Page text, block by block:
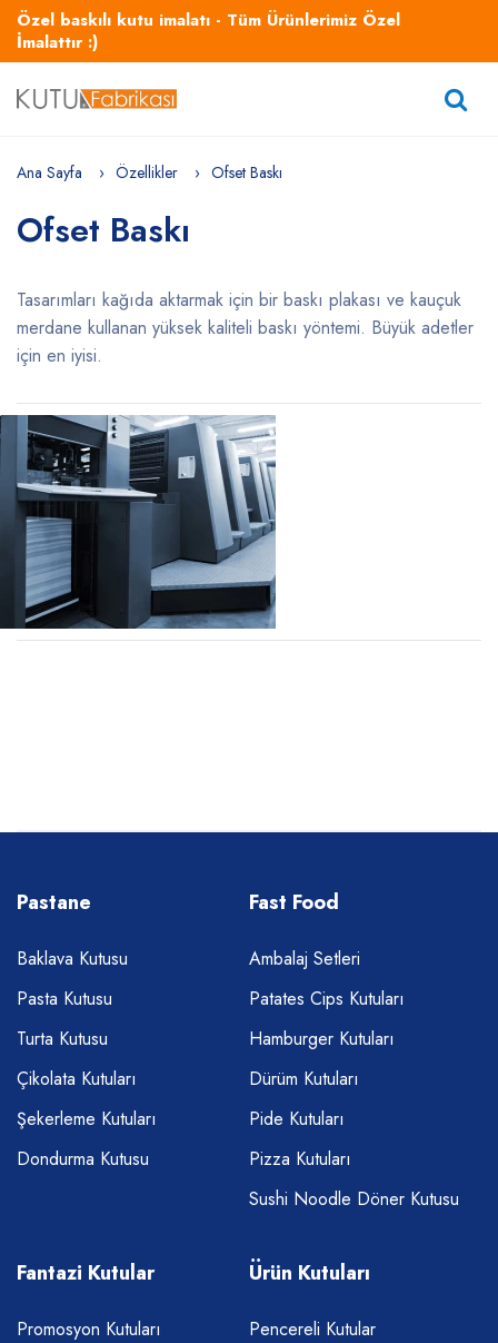
Özel baskılı kutu imalatı - Tüm Ürünlerimiz Özel
İmalattır :)
Ana Sayfa Özellikler Ofset Baskı
Ofset Baskı
Tasarımları kağıda aktarmak için bir baskı plakası ve kauçuk
merdane kullanan yüksek kaliteli baskı yöntemi. Büyük adetler
için en iyisi.
Pastane
Baklava Kutusu
Pasta Kutusu
Turta Kutusu
Çikolata Kutuları
Şekerleme Kutuları
Dondurma Kutusu
Fast Food
Ambalaj Setleri
Patates Cips Kutuları
Hamburger Kutuları
Dürüm Kutuları
Pide Kutuları
Pizza Kutuları
Sushi Noodle Döner Kutusu
Fantazi Kutular
Promosyon Kutuları
Ürün Kutuları
Pencereli Kutular